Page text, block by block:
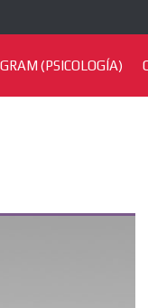
(PSICOLOGÍA)